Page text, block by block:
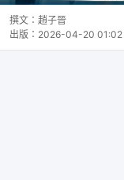
撰文： 趙子晉
出版： 2026-04-20 01:02